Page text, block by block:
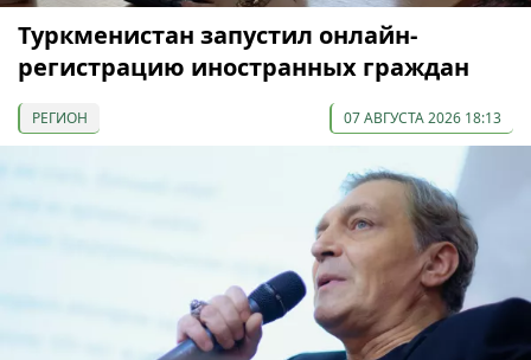
Туркменистан запустил онлайн-
регистрацию иностранных граждан
РЕГИОН 07 АВГУСТА 2026 18:13